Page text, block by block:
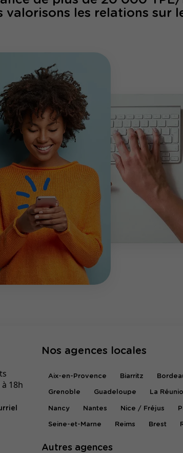
valorisons les relations sur
18h
Nos agences locales
Aix-en-Provence Biarritz
Grenoble Guadeloupe La
Nancy Nantes Nice / Fréjus
Seine-et-Marne Reims Brest
Autres agences